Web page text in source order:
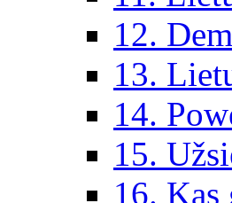
12.
13.
14.
15.
16. Kas